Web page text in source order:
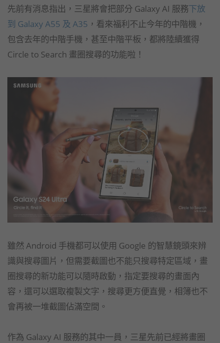
先前有消息指出，三星將會把部分 Galaxy AI 服務下放
到 Galaxy A55 及 A35 ，看來福利不止今年的中階機，
包含去年的中階手機，甚至中階平板，都將陸續獲得
Circle to Search 畫圈搜尋的功能啦！
雖然 Android 手機都可以使用 Google 的智慧鏡頭來辨
識與搜尋圖片，但需要截圖也不能只搜尋特定區域，畫
圈搜尋的新功能可以隨時啟動，指定要搜尋的畫面內
容，還可以選取複製文字，搜尋更方便直覺，相簿也不
會再被一堆截圖佔滿空間。
作為 Galaxy AI 服務的其中一員，三星先前已經將畫圈